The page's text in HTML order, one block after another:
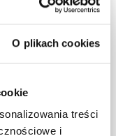
O plikach cookies
treści
i
cm DARK